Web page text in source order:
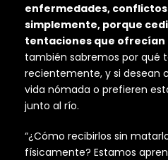
enfermedades,
simplemente, porque
tentaciones que ofrecían
también sabremos por qué
recientemente, y si desean
vida nómada o prefieren
junto al río.
“¿Cómo recibirlos sin
físicamente? Estamos